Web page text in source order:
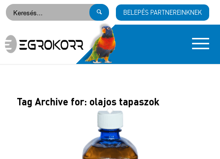
BELEPÉS PARTNEREINKNEK
Tag Archive for: olajos tapaszok